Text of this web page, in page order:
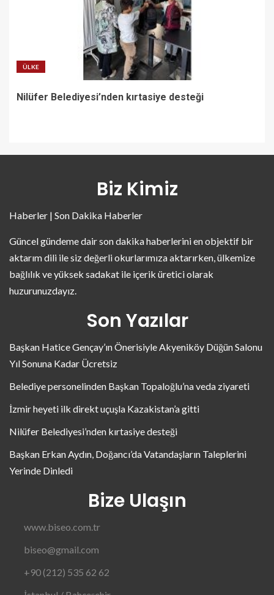
ÜLKE
Nilüfer Belediyesi’nden kırtasiye desteği
Biz Kimiz
Haberler | Son Dakika Haberler
Güncel gündeme dair son dakika haberlerini en objektif bir
aktarım dili ile siz değerli okurlarımıza aktarırken, ülkemize
bağlılık ve yüksek sadakat ile içerik üretici olarak
huzurunuzdayız.
Son Yazılar
Başkan Hatice Gençay’ın Önerisiyle Akyeniköy Düğün Salonu
Yıl Sonuna Kadar Ücretsiz
Belediye personelinden Başkan Topaloğlu’na veda ziyareti
İzmir heyeti ilk direkt uçuşla Kazakistan’a gitti
Nilüfer Belediyesi’nden kırtasiye desteği
Başkan Erkan Aydın, Doğancı’da Vatandaşların Taleplerini
Yerinde Dinledi
Bize Ulaşın
www.biseo.com.tr
biseo@gmail.com
+90 (212) 535 62 62